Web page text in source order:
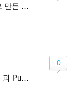
[할로윈]할로윈간식, 강아지손으로 만든 머핀 ㅠㅠ
[할로윈]호박달빛(Jack O'Lantern) 과 Pumpkin Ice Cream만들기
0